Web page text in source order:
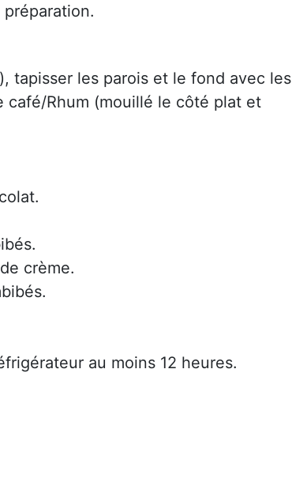
tapisser les parois et le fond avec les
café/Rhum (mouillé le côté plat et
crème.
au moins 12 heures.